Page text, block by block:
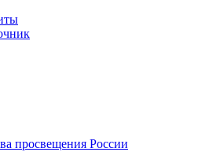
просвещения России